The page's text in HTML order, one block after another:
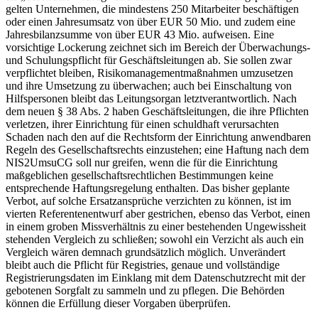
gelten Unternehmen, die mindestens 250 Mitarbeiter beschäftigen
oder einen Jahresumsatz von über EUR 50 Mio. und zudem eine
Jahresbilanzsumme von über EUR 43 Mio. aufweisen. Eine
vorsichtige Lockerung zeichnet sich im Bereich der Überwachungs-
und Schulungspflicht für Geschäftsleitungen ab. Sie sollen zwar
verpflichtet bleiben, Risikomanagementmaßnahmen umzusetzen
und ihre Umsetzung zu überwachen; auch bei Einschaltung von
Hilfspersonen bleibt das Leitungsorgan letztverantwortlich. Nach
dem neuen § 38 Abs. 2 haben Geschäftsleitungen, die ihre Pflichten
verletzen, ihrer Einrichtung für einen schuldhaft verursachten
Schaden nach den auf die Rechtsform der Einrichtung anwendbaren
Regeln des Gesellschaftsrechts einzustehen; eine Haftung nach dem
NIS2UmsuCG soll nur greifen, wenn die für die Einrichtung
maßgeblichen gesellschaftsrechtlichen Bestimmungen keine
entsprechende Haftungsregelung enthalten. Das bisher geplante
Verbot, auf solche Ersatzansprüche verzichten zu können, ist im
vierten Referentenentwurf aber gestrichen, ebenso das Verbot, einen
in einem groben Missverhältnis zu einer bestehenden Ungewissheit
stehenden Vergleich zu schließen; sowohl ein Verzicht als auch ein
Vergleich wären demnach grundsätzlich möglich. Unverändert
bleibt auch die Pflicht für Registries, genaue und vollständige
Registrierungsdaten im Einklang mit dem Datenschutzrecht mit der
gebotenen Sorgfalt zu sammeln und zu pflegen. Die Behörden
können die Erfüllung dieser Vorgaben überprüfen.